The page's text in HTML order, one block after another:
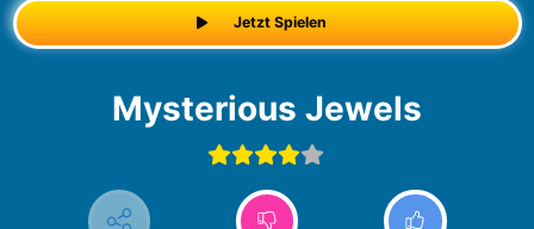
Jetzt Spielen
Mysterious Jewels